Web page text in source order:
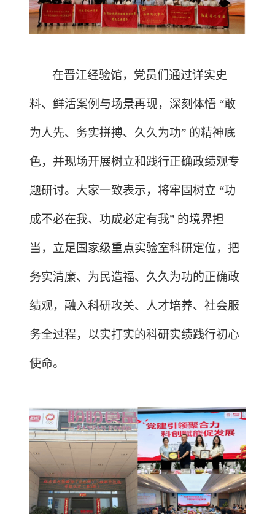
在晋江经验馆，党员们通过详实史
料、鲜活案例与场景再现，深刻体悟 “敢
为人先、务实拼搏、久久为功” 的精神底
色，并现场开展树立和践行正确政绩观专
题研讨。大家一致表示，将牢固树立 “功
成不必在我、功成必定有我” 的境界担
当，立足国家级重点实验室科研定位，把
务实清廉、为民造福、久久为功的正确政
绩观，融入科研攻关、人才培养、社会服
务全过程，以实打实的科研实绩践行初心
使命。